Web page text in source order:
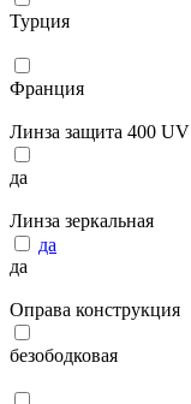
Турция
Франция
Линза защита 400 UV
да
Линза зеркальная
да
да
Оправа конструкция
безободковая